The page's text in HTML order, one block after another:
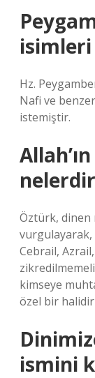
isimleri
Hz.
Nafi ve
istemiştir.
Öztürk, dinen
vurgulayarak,
Cebrail,
kimseye
özel bir
ismini